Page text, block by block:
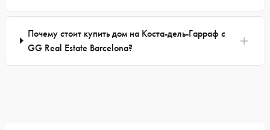
Почему стоит купить дом на Коста-дель-Гарраф с
GG Real Estate Barcelona?